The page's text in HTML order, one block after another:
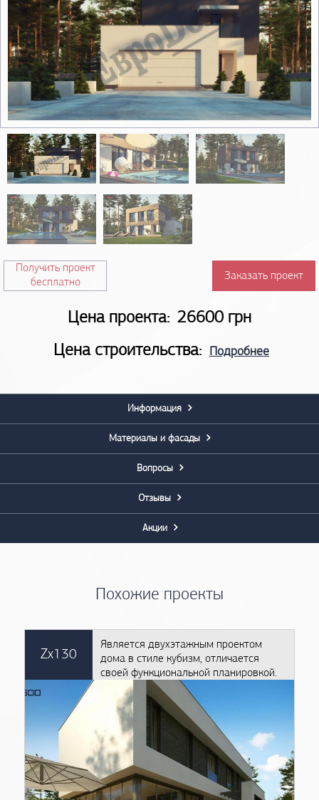
Получить проект
бесплатно
Заказать проект
Цена проекта: 26600 грн
Цена строительства:
Подробнее
Информация
Материалы и фасады
Вопросы
Отзывы
Акции
Похожие проекты
Zx130
Является двухэтажным проектом
дома в стиле кубизм, отличается
своей функциональной планировкой.
Выбор такого проекта актуален для
застройщиков всех возрастов и
уместен в любом ландшафте.